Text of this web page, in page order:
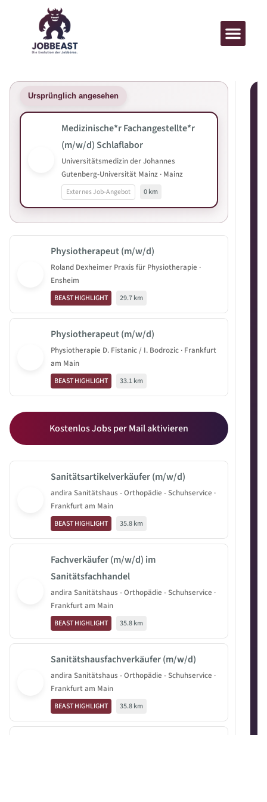
Ursprünglich angesehen
Medizinische*r Fachangestellte*r
(m/w/d) Schlaflabor
Universitätsmedizin der Johannes
Gutenberg-Universität Mainz · Mainz
Externes Job-Angebot 0 km
Physiotherapeut (m/w/d)
Roland Dexheimer Praxis für Physiotherapie ·
Ensheim
BEAST HIGHLIGHT 29.7 km
Physiotherapeut (m/w/d)
Physiotherapie D. Fistanic / I. Bodrozic · Frankfurt
am Main
BEAST HIGHLIGHT 33.1 km
Kostenlos Jobs per Mail aktivieren
Sanitätsartikelverkäufer (m/w/d)
andira Sanitätshaus - Orthopädie - Schuhservice ·
Frankfurt am Main
BEAST HIGHLIGHT 35.8 km
Fachverkäufer (m/w/d) im
Sanitätsfachhandel
andira Sanitätshaus - Orthopädie - Schuhservice ·
Frankfurt am Main
BEAST HIGHLIGHT 35.8 km
Sanitätshausfachverkäufer (m/w/d)
andira Sanitätshaus - Orthopädie - Schuhservice ·
Frankfurt am Main
BEAST HIGHLIGHT 35.8 km